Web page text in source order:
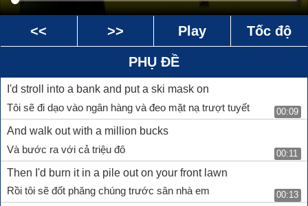
PHỤ ĐỀ
I'd stroll into a bank and put a ski mask on
Tôi sẽ đi dạo vào ngân hàng và đeo mặt nạ trượt tuyết
00:09
And walk out with a million bucks
Và bước ra với cả triệu đô
00:11
Then I'd burn it in a pile out on your front lawn
Rồi tôi sẽ đốt phăng chúng trước sân nhà em
00:13
<< >> Play Tốc độ